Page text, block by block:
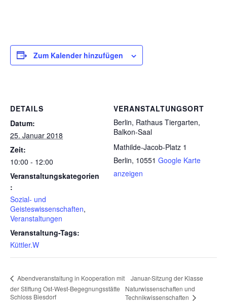
Zum Kalender hinzufügen
DETAILS
Datum:
25. Januar 2018
Zeit:
10:00 - 12:00
Veranstaltungskategorien
:
Sozial- und
Geisteswissenschaften,
Veranstaltungen
Veranstaltung-Tags:
Küttler.W
VERANSTALTUNGSORT
Berlin, Rathaus Tiergarten,
Balkon-Saal
Mathilde-Jacob-Platz 1
Berlin, 10551 Google Karte
anzeigen
Abendveranstaltung in Kooperation mit
der Stiftung Ost-West-Begegnungsstätte
Schloss Biesdorf
Januar-Sitzung der Klasse
Naturwissenschaften und
Technikwissenschaften